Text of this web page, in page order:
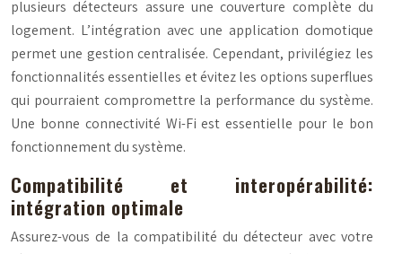
plusieurs détecteurs assure une couverture complète du
logement. L’intégration avec une application domotique
permet une gestion centralisée. Cependant, privilégiez les
fonctionnalités essentielles et évitez les options superflues
qui pourraient compromettre la performance du système.
Une bonne connectivité Wi-Fi est essentielle pour le bon
fonctionnement du système.
Compatibilité et interopérabilité:
intégration optimale
Assurez-vous de la compatibilité du détecteur avec votre